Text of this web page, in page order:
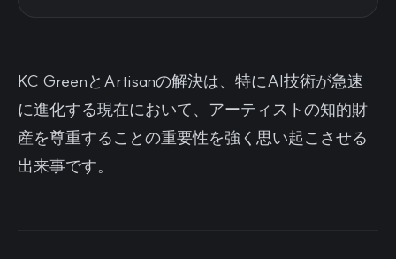
KC GreenとArtisanの解決は、特にAI技術が急速
に進化する現在において、アーティストの知的財
産を尊重することの重要性を強く思い起こさせる
出来事です。